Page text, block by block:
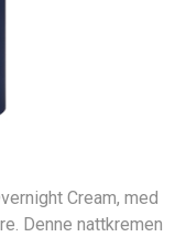
Cream, med
Denne nattkremen